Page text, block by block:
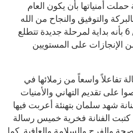
أمنياتها بأن يكون العام
والتوفيق والنجاح من الله
تعالى، واصفة تاريخ 18/ 6 بأنه بداية لمرحلة جديدة تتطلع
الإنجازات على المستويين
تفاعلاً واسعاً من زملائها في
على تقديم التهاني والأمنيات
شهد سلمان بتهنئة أعربت فيها
كتبت الفنانة فخرية خميس رسالة
والفرح والسلامة والعافية. كما